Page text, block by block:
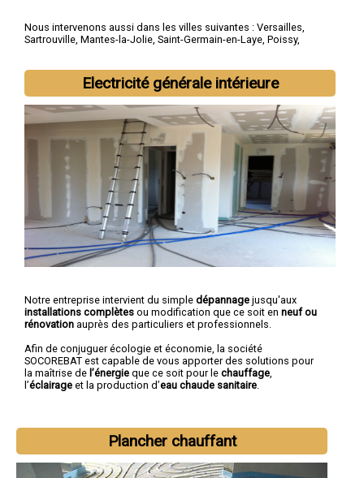
Nous intervenons aussi dans les villes suivantes : Versailles,
Sartrouville, Mantes-la-Jolie, Saint-Germain-en-Laye, Poissy,
Electricité générale intérieure
Notre entreprise intervient du simple dépannage jusqu'aux
installations complètes ou modification que ce soit en neuf ou
rénovation auprès des particuliers et professionnels.
Afin de conjuguer écologie et économie, la société
SOCOREBAT est capable de vous apporter des solutions pour
la maîtrise de l’énergie que ce soit pour le chauffage
l’éclairage et la production d’eau chaude sanitaire
Plancher chauffant